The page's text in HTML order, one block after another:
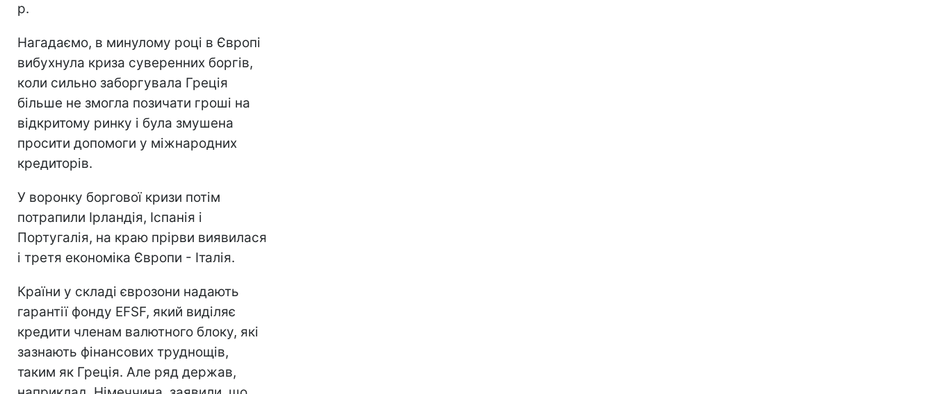
р.
Нагадаємо, в минулому році в Європі
вибухнула криза суверенних боргів,
коли сильно заборгувала Греція
більше не змогла позичати гроші на
відкритому ринку і була змушена
просити допомоги у міжнародних
кредиторів.
У воронку боргової кризи потім
потрапили Ірландія, Іспанія і
Португалія, на краю прірви виявилася
і третя економіка Європи - Італія.
Країни у складі єврозони надають
гарантії фонду EFSF, який виділяє
кредити членам валютного блоку, які
зазнають фінансових труднощів,
таким як Греція. Але ряд держав,